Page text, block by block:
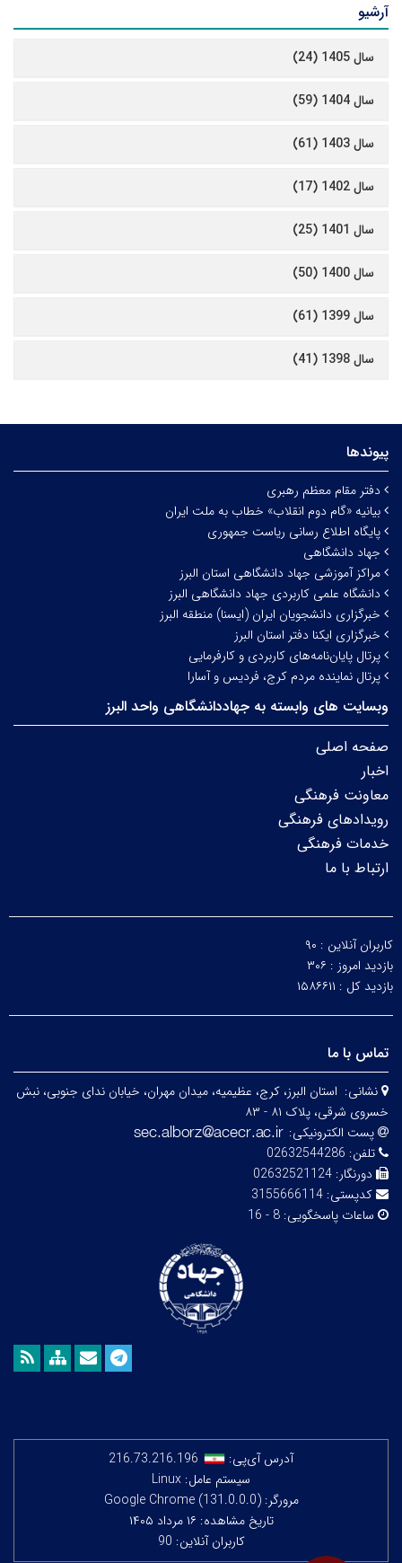
آرشیو
سال 1405 (24)
سال 1404 (59)
سال 1403 (61)
سال 1402 (17)
سال 1401 (25)
سال 1400 (50)
سال 1399 (61)
سال 1398 (41)
پیوندها
دفتر مقام معظم رهبری
بیانیه «گام دوم انقلاب» خطاب به ملت ایران
پایگاه اطلاع رسانی ریاست جمهوری
جهاد دانشگاهی
مراکز آموزشی جهاد دانشگاهی استان البرز
دانشگاه علمی کاربردی جهاد دانشگاهی البرز
خبرگزاری دانشجویان ایران (ایسنا) منطقه البرز
خبرگزاری ایکنا دفتر استان البرز
پرتال پایان‌نامه‌های کاربردی و کارفرمایی
پرتال نماینده مردم کرج، فردیس و آسارا
وبسایت های وابسته به جهاددانشگاهی واحد البرز
صفحه اصلی
اخبار
معاونت فرهنگی
رویدادهای فرهنگی
خدمات فرهنگی
ارتباط با ما
کاربران آنلاین : ۹۰
بازدید امروز : ۳۰۶
بازدید کل : ۱۵۸۶۶۱۱
تماس با ما
نشانی: استان البرز، کرج، عظیمیه، میدان مهران، خیابان ندای جنوبی، نبش
خسروی شرقی، پلاک ۸۱ - ۸۳
پست الکترونیکی:
تلفن: 02632544286
دورنگار: 02632521124
کدپستی: 3155666114
ساعات پاسخگویی: 8 - 16
آدرس آی‌پی:
216.73.216.196
سیستم عامل: Linux
مرورگر: Google Chrome (131.0.0.0)
تاریخ مشاهده: ۱۶ مرداد ۱۴۰۵
کاربران آنلاین: 90